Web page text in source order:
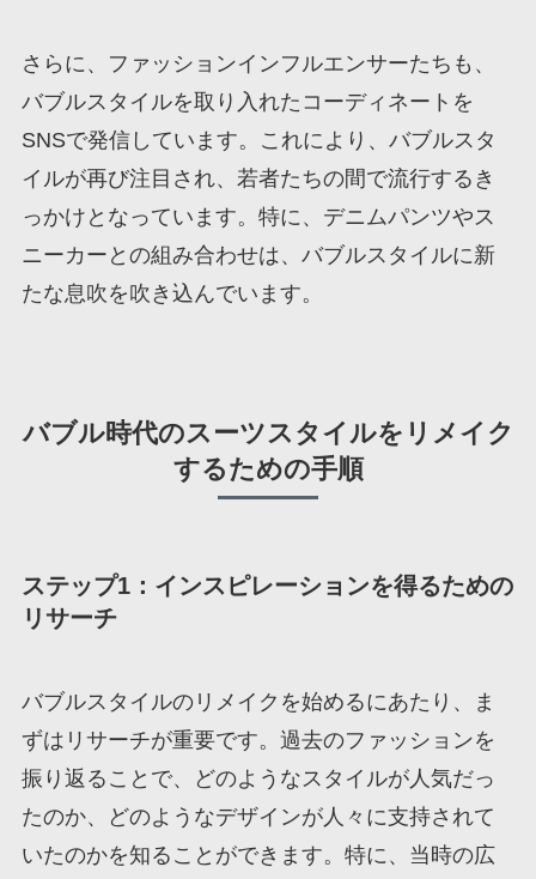
さらに、ファッションインフルエンサーたちも、
バブルスタイルを取り入れたコーディネートを
SNSで発信しています。これにより、バブルスタ
イルが再び注目され、若者たちの間で流行するき
っかけとなっています。特に、デニムパンツやス
ニーカーとの組み合わせは、バブルスタイルに新
たな息吹を吹き込んでいます。
バブル時代のスーツスタイルをリメイク
するための手順
ステップ1：インスピレーションを得るための
リサーチ
バブルスタイルのリメイクを始めるにあたり、ま
ずはリサーチが重要です。過去のファッションを
振り返ることで、どのようなスタイルが人気だっ
たのか、どのようなデザインが人々に支持されて
いたのかを知ることができます。特に、当時の広